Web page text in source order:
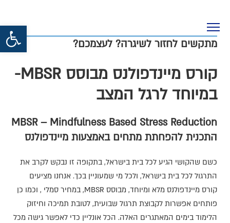
פתח סרגל נגישות
מתקשים לחזור לשיגרה? לעצמכם?
קורס מיינדפולנס מבוסס MBSR-
במיוחד לרגל המצב
MBSR – Mindfulness Based Stress Reduction
התכנית להפחתת מתחים באמצעות מיינדפולנס
כשם שהקושי הגיע לכל בית בישראל, בתקופה זו נבקש לקרב את
התרגול לכל בית בישראל, ולכל מי שמעוניין בכך. אנחנו מציעים
קורס מיינדפולנס מלא ומיוחד, מבוסס MBSR, במחיר סמלי , וכמו כן
פותחים אפשרות לקבוצת תרגול שבועית, לטובת תמיכה וחיזוק
הלימוד בימים המאתגרים האלה. הכל אונליין כדי לאפשר גישה מכל